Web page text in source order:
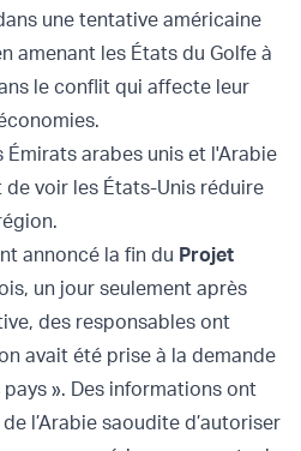
une tentative américaine
amenant les États du Golfe à
le conflit qui affecte leur
Émirats arabes unis et l'Arabie
voir les États-Unis réduire
annoncé la fin du Projet
un jour seulement après
des responsables ont
avait été prise à la demande
pays ». Des informations ont
l’Arabie saoudite d’autoriser